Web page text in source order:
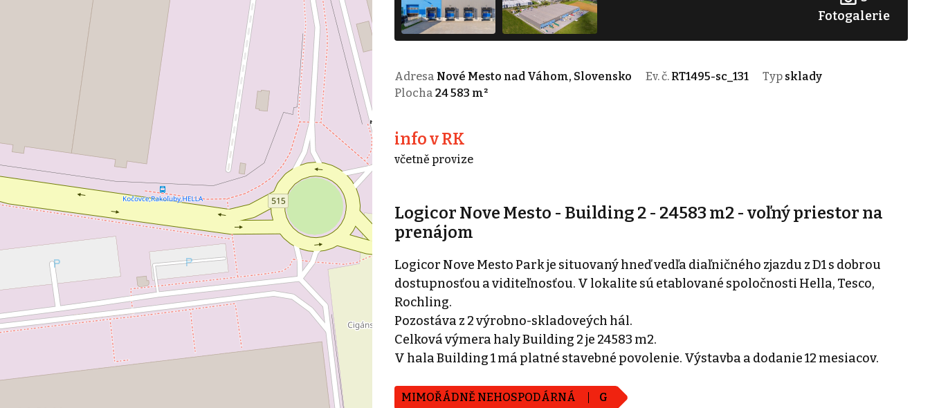
Fotogalerie
Adresa Nové Mesto nad Váhom, Slovensko Ev. č. RT1495-sc_131 Typ sklady
Plocha 24 583 m²
info v RK
včetně provize
Logicor Nove Mesto - Building 2 - 24583 m2 - voľný priestor na
prenájom
Logicor Nove Mesto Park je situovaný hneď vedľa diaľničného zjazdu z D1 s dobrou
dostupnosťou a viditeľnosťou. V lokalite sú etablované spoločnosti Hella, Tesco,
Rochling.
Pozostáva z 2 výrobno-skladoveých hál.
Celková výmera haly Building 2 je 24583 m2.
V hala Building 1 má platné stavebné povolenie. Výstavba a dodanie 12 mesiacov.
MIMOŘÁDNĚ NEHOSPODÁRNÁ G